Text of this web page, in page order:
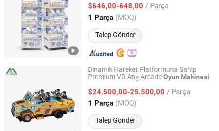
Makinesi
$646,00-648,00 / Parça
1 Parça (MOQ)
Talep Gönder
Guangdong, China Fiyat 2025
Dinamik Hareket Platformuna Sahip
Premium VR Atış ArcadeOyun Makinesi
$24.500,00-25.500,00 / Parça
1 Parça (MOQ)
Talep Gönder
Guangzhou Mei Yi Lian Anime Technology Co., Ltd.
Guangdong, China Fiyat 2026